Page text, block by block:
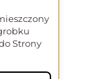
Strony